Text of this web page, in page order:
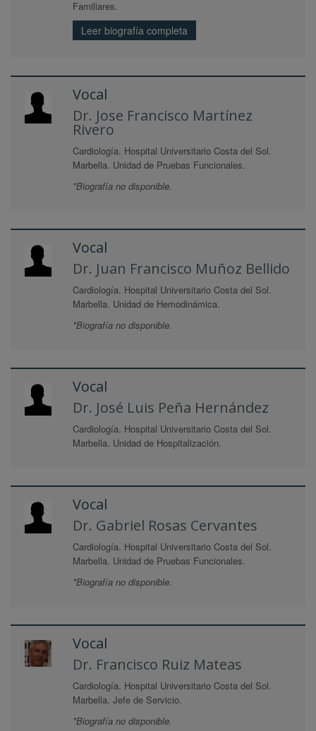
Familiares.
Leer biografía completa
Vocal
Dr. Jose Francisco Martínez
Rivero
Cardiología. Hospital Universitario Costa del Sol.
Marbella. Unidad de Pruebas Funcionales.
*Biografía no disponible.
Vocal
Dr. Juan Francisco Muñoz Bellido
Cardiología. Hospital Universitario Costa del Sol.
Marbella. Unidad de Hemodinámica.
*Biografía no disponible.
Vocal
Dr. José Luis Peña Hernández
Cardiología. Hospital Universitario Costa del Sol.
Marbella. Unidad de Hospitalización.
Vocal
Dr. Gabriel Rosas Cervantes
Cardiología. Hospital Universitario Costa del Sol.
Marbella. Unidad de Pruebas Funcionales.
*Biografía no disponible.
Vocal
Dr. Francisco Ruiz Mateas
Cardiología. Hospital Universitario Costa del Sol.
Marbella. Jefe de Servicio.
*Biografía no disponible.